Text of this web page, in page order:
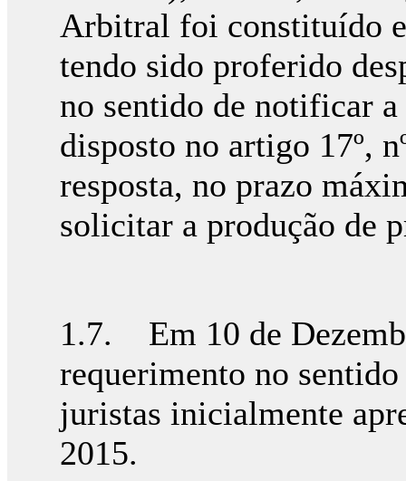
Arbitral foi constituído
tendo sido proferido
no sentido de notificar
disposto no artigo 17º,
resposta, no prazo
solicitar a produção de
1.7. Em 10 de
requerimento no
juristas inicialmente
2015.